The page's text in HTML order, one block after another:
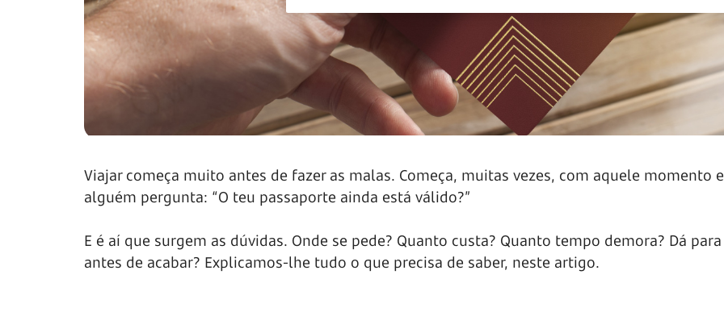
Viajar começa muito antes de fazer as malas. Começa, muitas vezes, com aquele momento
alguém pergunta: “O teu passaporte ainda está válido?”
E é aí que surgem as dúvidas. Onde se pede? Quanto custa? Quanto tempo demora? Dá
antes de acabar? Explicamos-lhe tudo o que precisa de saber, neste artigo.